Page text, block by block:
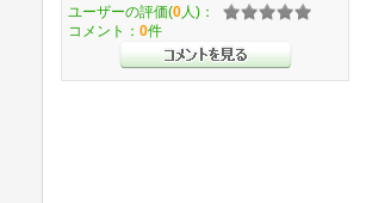
ユーザーの評価(0 人)：
コメント： 0件